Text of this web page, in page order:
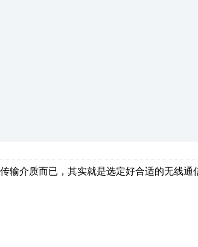
输介质而已，其实就是选定好合适的无线